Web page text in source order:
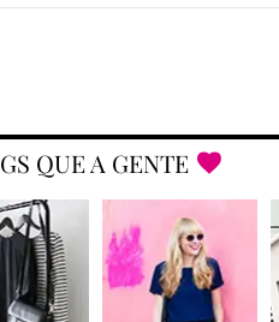
QUE A GENTE